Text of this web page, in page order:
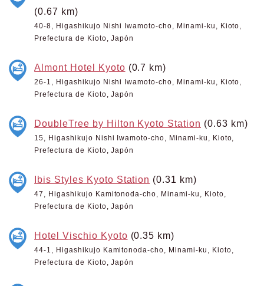
(0.67 km)
40-8, Higashikujo Nishi Iwamoto-cho, Minami-ku, Kioto,
Prefectura de Kioto, Japón
Almont Hotel Kyoto (0.7 km)
26-1, Higashikujo Nishi Iwamoto-cho, Minami-ku, Kioto,
Prefectura de Kioto, Japón
DoubleTree by Hilton Kyoto Station (0.63 km)
15, Higashikujo Nishi Iwamoto-cho, Minami-ku, Kioto,
Prefectura de Kioto, Japón
Ibis Styles Kyoto Station (0.31 km)
47, Higashikujo Kamitonoda-cho, Minami-ku, Kioto,
Prefectura de Kioto, Japón
Hotel Vischio Kyoto (0.35 km)
44-1, Higashikujo Kamitonoda-cho, Minami-ku, Kioto,
Prefectura de Kioto, Japón